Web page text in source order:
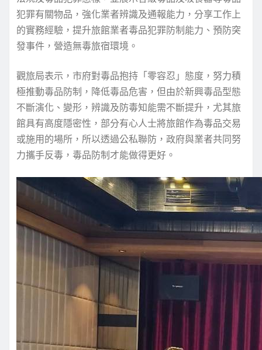
犯罪有關物品，強化業者辨識及通報能力，分享工作上
的實務經驗，提升旅館業者毒品犯罪防制能力、預防突
發事件，營造無毒旅宿環境。
觀旅局表示，市府對毒品抱持「零容忍」態度，努力積
極推動毒品防制，降低毒品危害，但由於新興毒品型態
不斷演化、變形，辨識及防毒知能需不斷提升，尤其旅
館具有高度隱密性，部分有心人士將旅館作為毒品交易
或施用的場所，所以透過公私聯防，政府與業者共同努
力攜手反毒，毒品防制才能做得更好。